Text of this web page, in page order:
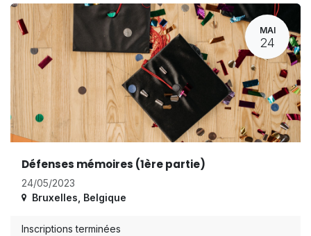
MAI
24
Défenses mémoires (1ère partie)
24/05/2023
Bruxelles Belgique
Inscriptions terminées